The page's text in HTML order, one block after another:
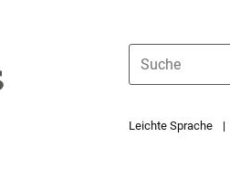
Leichte Sprache